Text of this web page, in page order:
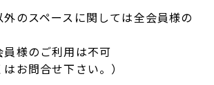
のスペースに関しては全会員様の
のご利用は不可
問合せ下さい。）